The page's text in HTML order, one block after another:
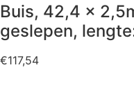
Buis, 42,4 x
geslepen,
€117,54